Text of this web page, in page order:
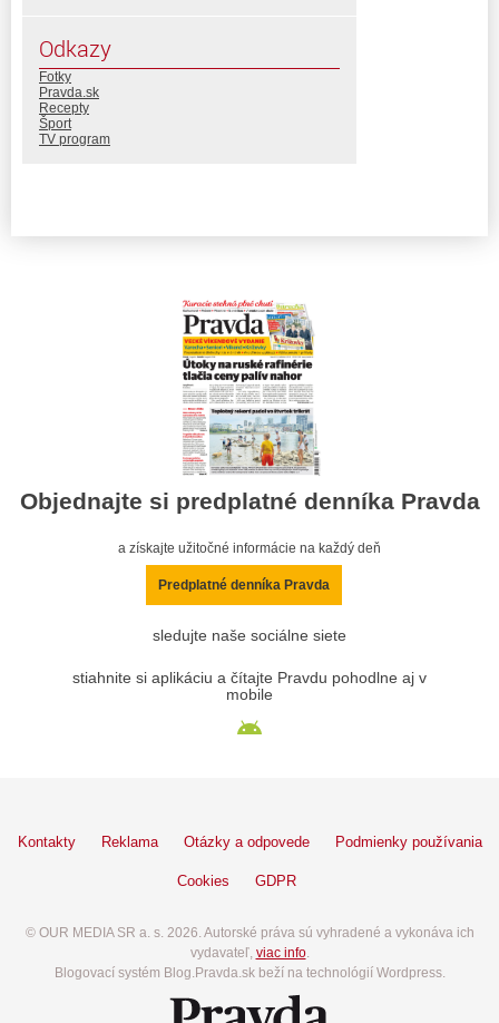
Odkazy
Fotky
Pravda.sk
Recepty
Šport
TV program
Objednajte si predplatné denníka Pravda
a získajte užitočné informácie na každý deň
Predplatné denníka Pravda
sledujte naše sociálne siete
stiahnite si aplikáciu a čítajte Pravdu pohodlne aj v
mobile
Kontakty Reklama Otázky a odpovede Podmienky používania
Cookies GDPR
© OUR MEDIA SR a. s. 2026. Autorské práva sú vyhradené a vykonáva ich
vydavateľ, viac info.
Blogovací systém Blog.Pravda.sk beží na technológií Wordpress.